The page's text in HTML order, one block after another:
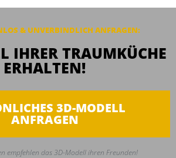
& UNVERBINDLICH ANFRAGEN:
IHRER TRAUMKÜCHE
ERHALTEN!
3D-MODELL
ANFRAGEN
empfehlen das 3D-Modell ihren Freunden!